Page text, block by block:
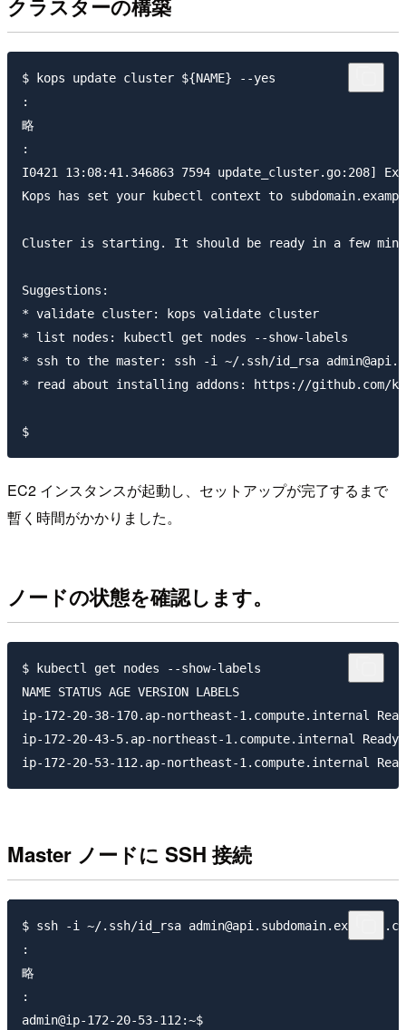
クラスターの構築
$ kops update cluster ${NAME} --yes
:
略
:
I0421 13:08:41.346863 7594 update_cluster.go:208]
Kops has set your kubectl context to
Cluster is starting. It should be ready in a few
Suggestions:
* validate cluster: kops validate cluster
* list nodes: kubectl get nodes --show-labels
* ssh to the master: ssh -i ~/.ssh/id_rsa
* read about installing addons: https://github.com/
EC2 インスタンスが起動し、セットアップが完了するまで
暫く時間がかかりました。
ノードの状態を確認します。
$ kubectl get nodes --show-labels
NAME STATUS AGE VERSION LABELS
ip-172-20-38-170.ap-northeast-1.compute.internal
ip-172-20-43-5.ap-northeast-1.compute.internal
Master ノードに SSH 接続
$ ssh -i ~/.ssh/id_rsa
:
略
: